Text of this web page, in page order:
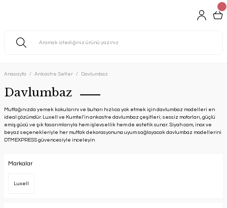
Anasayfa Ankastre Setler Davlumbaz
Davlumbaz
Mutfağınızda yemek kokularını ve buharı hızlıca yok etmek için davlumbaz modelleri en
ideal çözümdür. Luxell ve Kumtel’in ankastre davlumbaz çeşitleri; sessiz motorları, güçlü
emiş gücü ve şık tasarımlarıyla hem işlevsellik hem de estetik sunar. Siyah cam, inox ve
beyaz seçenekleriyle her mutfak dekorasyonuna uyum sağlayacak davlumbaz modellerini
DTMEXPRESS güvencesiyle inceleyin
Markalar
Luxell